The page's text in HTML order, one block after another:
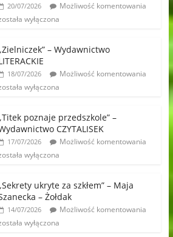
20/07/2026
Możliwość komentowania
wyłączona
– Wydawnictwo
18/07/2026
Możliwość komentowania
wyłączona
poznaje przedszkole” –
CZYTALISEK
17/07/2026
Możliwość komentowania
wyłączona
ukryte za szkłem” – Maja
– Żołdak
14/07/2026
Możliwość komentowania
wyłączona